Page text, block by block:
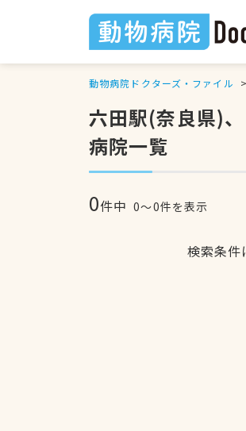
動物病院ドクターズ・ファイル
六田駅(奈良県)
病院一覧
0件中 0〜0件を表示
検索条件